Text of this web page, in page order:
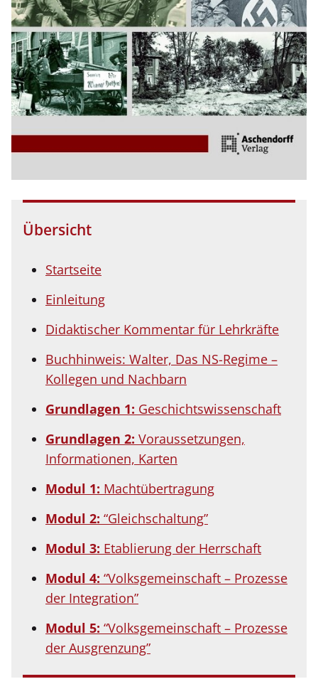
Übersicht
Startseite
Einleitung
Didaktischer Kommentar für Lehrkräfte
Buchhinweis: Walter, Das NS-Regime –
Kollegen und Nachbarn
Grundlagen 1: Geschichtswissenschaft
Grundlagen 2: Voraussetzungen,
Informationen, Karten
Modul 1: Machtübertragung
Modul 2: “Gleichschaltung”
Modul 3: Etablierung der Herrschaft
Modul 4: “Volksgemeinschaft – Prozesse
der Integration”
Modul 5: “Volksgemeinschaft – Prozesse
der Ausgrenzung”